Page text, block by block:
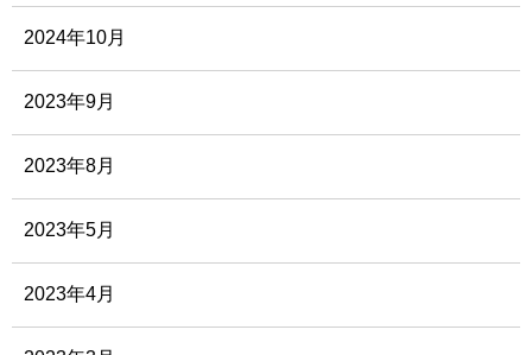
2024年10月
2023年9月
2023年8月
2023年5月
2023年4月